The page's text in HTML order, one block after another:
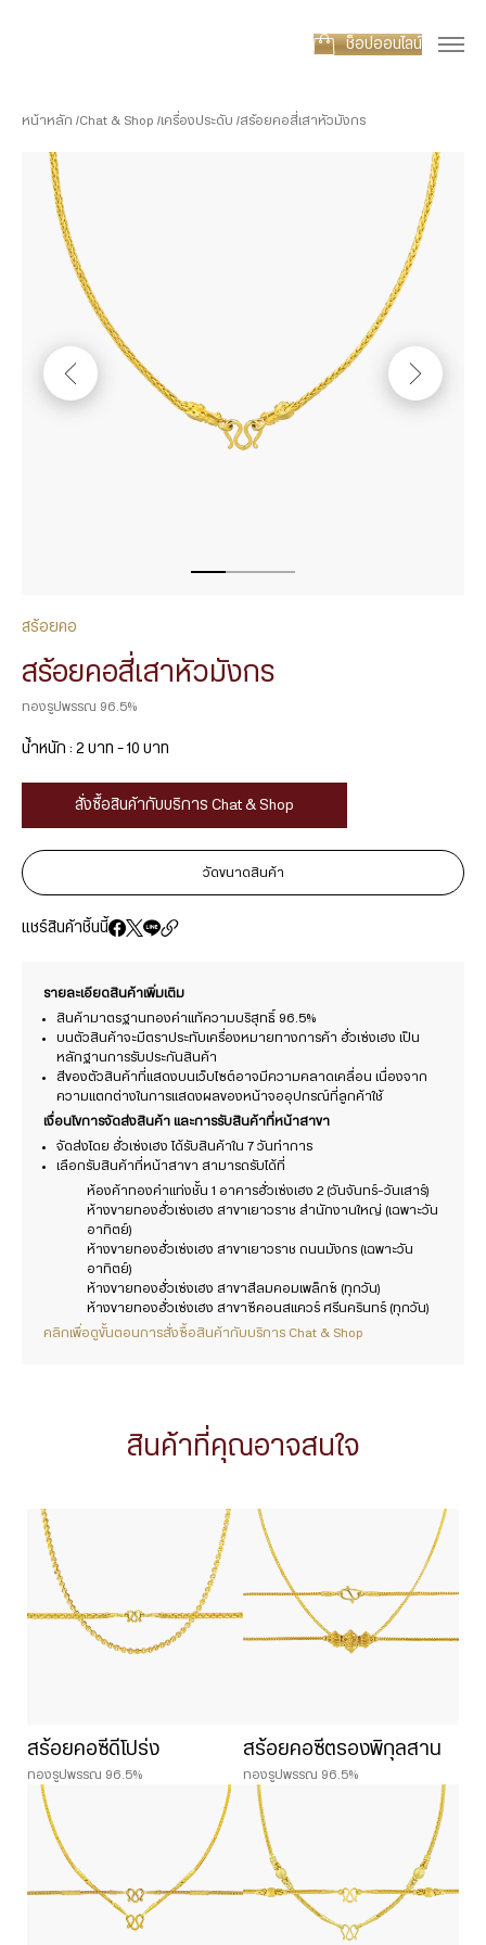
ช็อปออนไลน์
หน้าหลัก Chat & Shop เครื่องประดับ สร้อยคอสี่เสาหัวมังกร
สร้อยคอ
สร้อยคอสี่เสาหัวมังกร
ทองรูปพรรณ 96.5%
น้ำหนัก : 2 บาท – 10 บาท
สั่งซื้อสินค้ากับบริการ Chat & Shop
วัดขนาดสินค้า
แชร์สินค้าชิ้นนี้
รายละเอียดสินค้าเพิ่มเติม
สินค้ามาตรฐานทองคำแท้ความบริสุทธิ์ 96.5%
บนตัวสินค้าจะมีตราประทับเครื่องหมายทางการค้า ฮั่วเซ่งเฮง เป็น
หลักฐานการรับประกันสินค้า
สีของตัวสินค้าที่แสดงบนเว็บไซต์อาจมีความคลาดเคลื่อน เนื่องจาก
ความแตกต่างในการแสดงผลของหน้าจออุปกรณ์ที่ลูกค้าใช้
เงื่อนไขการจัดส่งสินค้า และการรับสินค้าที่หน้าสาขา
จัดส่งโดย ฮั่วเซ่งเฮง ได้รับสินค้าใน 7 วันทำการ
เลือกรับสินค้าที่หน้าสาขา สามารถรับได้ที่
ห้องค้าทองคำแท่งชั้น 1 อาคารฮั่วเซ่งเฮง 2 (วันจันทร์-วันเสาร์)
ห้างขายทองฮั่วเซ่งเฮง สาขาเยาวราช สำนักงานใหญ่ (เฉพาะวัน
อาทิตย์)
ห้างขายทองฮั่วเซ่งเฮง สาขาเยาวราช ถนนมังกร (เฉพาะวัน
อาทิตย์)
ห้างขายทองฮั่วเซ่งเฮง สาขาสีลมคอมเพล็กซ์ (ทุกวัน)
ห้างขายทองฮั่วเซ่งเฮง สาขาซีคอนสแควร์ ศรีนครินทร์ (ทุกวัน)
คลิกเพื่อดูขั้นตอนการสั่งซื้อสินค้ากับบริการ Chat & Shop
สินค้าที่คุณอาจสนใจ
สร้อยคอซีดีโปร่ง
ทองรูปพรรณ 96.5%
สร้อยคอซีตรองพิกุลสาน
ทองรูปพรรณ 96.5%